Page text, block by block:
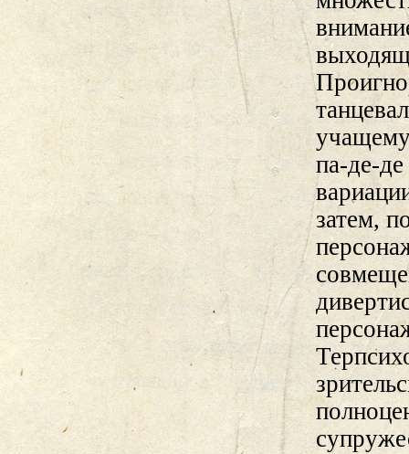
па-де-
затем,